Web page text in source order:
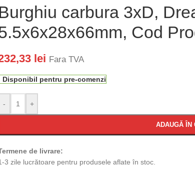
carbura 3xD,
Cod
lei Fara TVA
Disponibil pentru pre-comenzi
- +
ADAUGĂ ÎN
de livrare:
3 zile lucrătoare pentru produsele aflate în stoc.